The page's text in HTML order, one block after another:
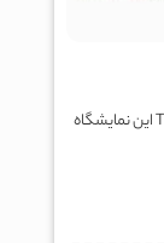
نمایشگاه منسوجات خانه و دکوراسیون Textilhogar این نمایشگاه